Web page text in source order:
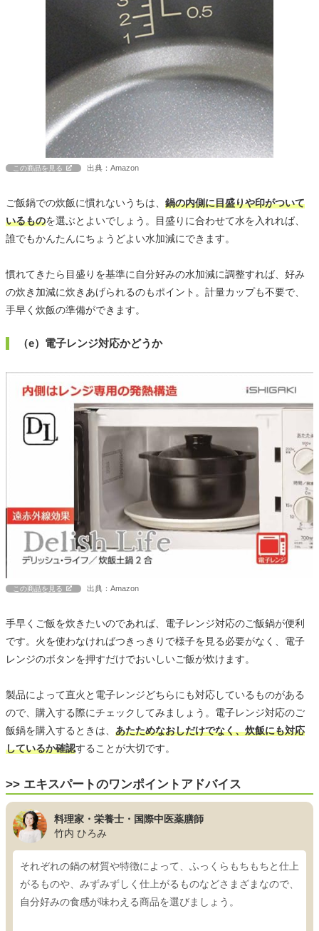
この商品を見る 出典：Amazon
ご飯鍋での炊飯に慣れないうちは、 鍋の内側に目盛りや印がついて
いるものを選ぶとよいでしょう。目盛りに合わせて水を入れれば、
誰でもかんたんにちょうどよい水加減にできます。
慣れてきたら目盛りを基準に自分好みの水加減に調整すれば、好み
の炊き加減に炊きあげられるのもポイント。計量カップも不要で、
手早く炊飯の準備ができます。
（e）電子レンジ対応かどうか
この商品を見る 出典：Amazon
手早くご飯を炊きたいのであれば、電子レンジ対応のご飯鍋が便利
です。火を使わなければつきっきりで様子を見る必要がなく、電子
レンジのボタンを押すだけでおいしいご飯が炊けます。
製品によって直火と電子レンジどちらにも対応しているものがある
ので、購入する際にチェックしてみましょう。電子レンジ対応のご
飯鍋を購入するときは、 あたためなおしだけでなく、炊飯にも対応
しているか確認することが大切です。
>> エキスパートのワンポイントアドバイス
料理家・栄養士・国際中医薬膳師
竹内 ひろみ
それぞれの鍋の材質や特徴によって、ふっくらもちもちと仕上
がるものや、みずみずしく仕上がるものなどさまざまなので、
自分好みの食感が味わえる商品を選びましょう。